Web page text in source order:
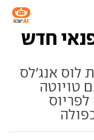
חדש
לוס אנג'לס
גם טויוטה